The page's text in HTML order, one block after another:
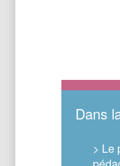
Dans
> Le